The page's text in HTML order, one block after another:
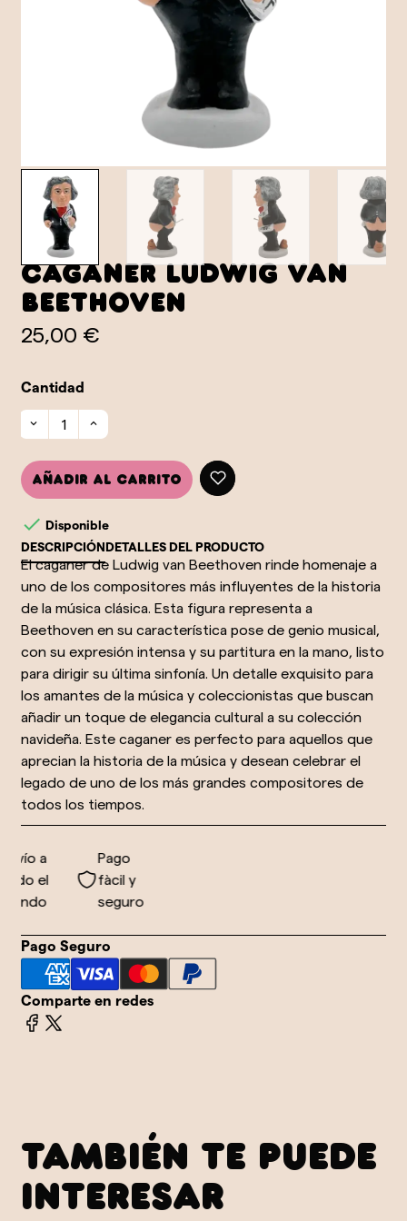
Caganer Ludwig van
Beethoven
25,00 €
Cantidad
Añadir al carrito
 Disponible
DESCRIPCIÓNDETALLES DEL PRODUCTO
El caganer de Ludwig van Beethoven rinde homenaje a
uno de los compositores más influyentes de la historia
de la música clásica. Esta figura representa a
Beethoven en su característica pose de genio musical,
con su expresión intensa y su partitura en la mano, listo
para dirigir su última sinfonía. Un detalle exquisito para
los amantes de la música y coleccionistas que buscan
añadir un toque de elegancia cultural a su colección
navideña. Este caganer es perfecto para aquellos que
aprecian la historia de la música y desean celebrar el
legado de uno de los más grandes compositores de
todos los tiempos.
a
el
Pago
fàcil y
seguro
Pago Seguro
Comparte en redes
TAMBIÉN TE PUEDE
INTERESAR